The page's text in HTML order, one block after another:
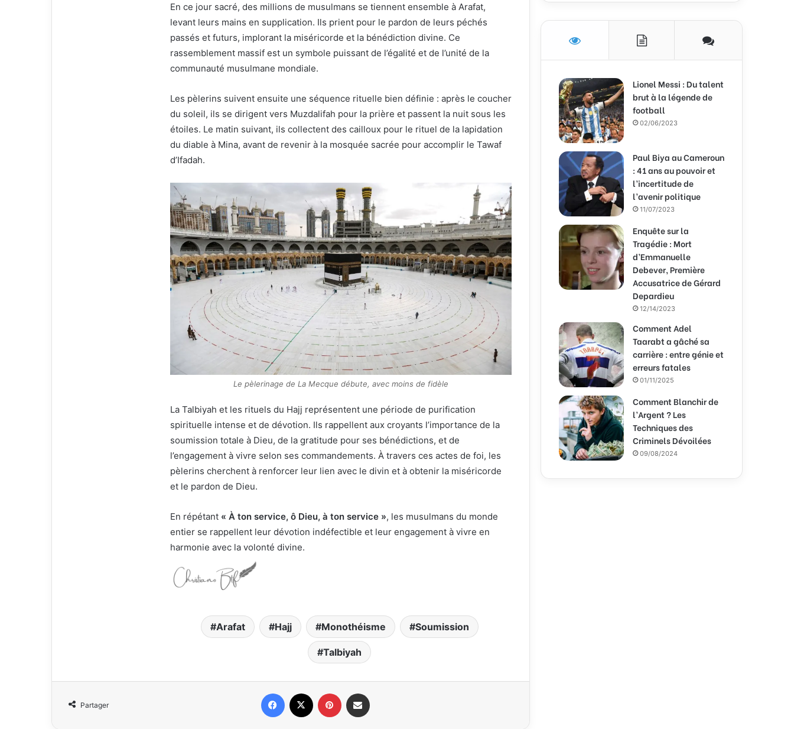
En ce jour sacré, des millions de musulmans se tiennent ensemble à Arafat,
levant leurs mains en supplication. Ils prient pour le pardon de leurs péchés
passés et futurs, implorant la miséricorde et la bénédiction divine. Ce
rassemblement massif est un symbole puissant de l’égalité et de l’unité de la
communauté musulmane mondiale.
Les pèlerins suivent ensuite une séquence rituelle bien définie : après le coucher
du soleil, ils se dirigent vers Muzdalifah pour la prière et passent la nuit sous les
étoiles. Le matin suivant, ils collectent des cailloux pour le rituel de la lapidation
du diable à Mina, avant de revenir à la mosquée sacrée pour accomplir le Tawaf
d’Ifadah.
Le pèlerinage de La Mecque débute, avec moins de fidèle
La Talbiyah et les rituels du Hajj représentent une période de purification
spirituelle intense et de dévotion. Ils rappellent aux croyants l’importance de la
soumission totale à Dieu, de la gratitude pour ses bénédictions, et de
l’engagement à vivre selon ses commandements. À travers ces actes de foi, les
pèlerins cherchent à renforcer leur lien avec le divin et à obtenir la miséricorde
et le pardon de Dieu.
En répétant « À ton service, ô Dieu, à ton service », les musulmans du monde
entier se rappellent leur dévotion indéfectible et leur engagement à vivre en
harmonie avec la volonté divine.
Arafat Hajj Monothéisme Soumission
Talbiyah
Partager
Lionel Messi : Du talent
brut à la légende de
football
02/06/2023
Paul Biya au Cameroun
: 41 ans au pouvoir et
l’incertitude de
l’avenir politique
11/07/2023
Enquête sur la
Tragédie : Mort
d’Emmanuelle
Debever, Première
Accusatrice de Gérard
Depardieu
12/14/2023
Comment Adel
Taarabt a gâché sa
carrière : entre génie et
erreurs fatales
01/11/2025
Comment Blanchir de
l’Argent ? Les
Techniques des
Criminels Dévoilées
09/08/2024